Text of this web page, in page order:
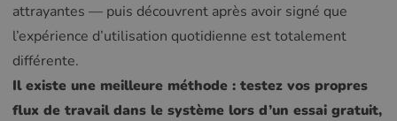
attrayantes — puis découvrent après avoir signé que
l’expérience d’utilisation quotidienne est totalement
différente.
Il existe une meilleure méthode : testez vos propres
flux de travail dans le système lors d’un essai gratuit,